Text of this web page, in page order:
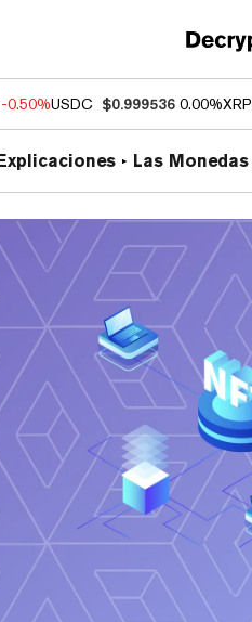
-0.50%USDC $0.999536 0.00%XRP
Las Monedas